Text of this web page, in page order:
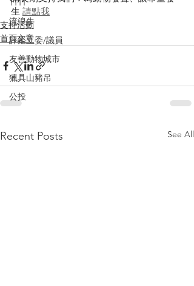
1111
流浪牛
評鑑立委/議員
友善動物城市
獵具山豬吊
公投
生 請點我
支持活動
首頁文章
Recent Posts See All